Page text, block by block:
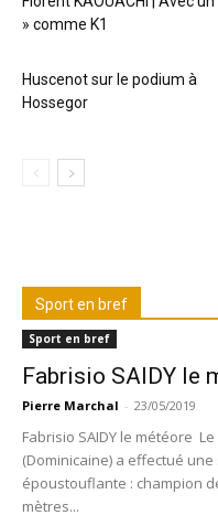
» comme K1
Huscenot sur le podium à
Hossegor
Sport en bref
Sport en bref
Fabrisio SAIDY le
Pierre Marchal - 23/05/2019
Fabrisio SAIDY le météore
(Dominicaine) a effectué
époustouflante : champion
mètres...